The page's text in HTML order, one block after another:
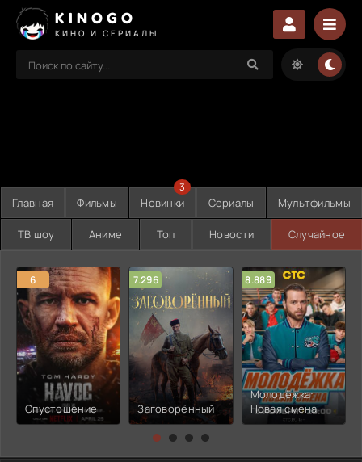
KINOGO
КИНО И СЕРИАЛЫ
Главная Фильмы Новинки
3
Сериалы Мультфильмы
ТВ шоу Аниме Топ Новости Случайное
6
Опустошение
7.296
Заговорённый
8.889
Молодёжка:
Новая смена